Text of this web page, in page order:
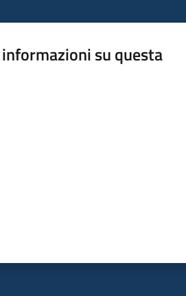
su questa